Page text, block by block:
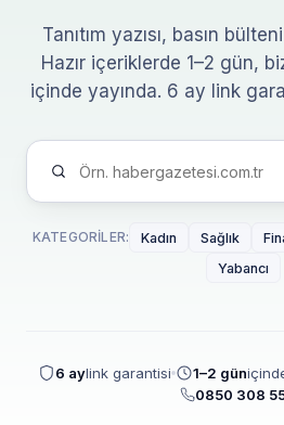
Tanıtım yazısı, basın
Hazır içeriklerde 1–2 gün,
içinde yayında. 6 ay link
KATEGORILER: Kadın Sağlık
Yabancı
6 aylink garantisi 1–2 gün
0850 308